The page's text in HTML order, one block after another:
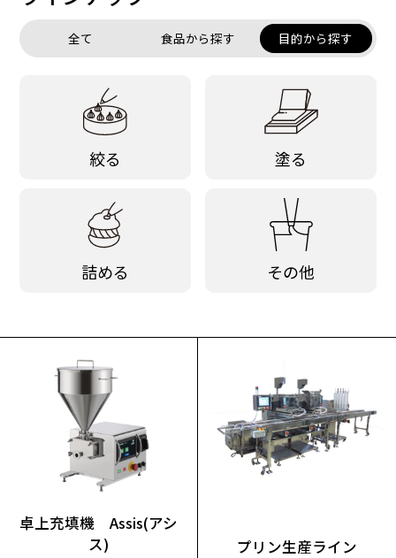
全て 食品から探す 目的から探す
絞る 塗る
詰める その他
卓上充填機 Assis(アシ
ス)
プリン生産ライン